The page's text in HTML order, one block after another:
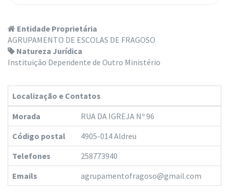
Entidade Proprietária
AGRUPAMENTO DE ESCOLAS DE FRAGOSO
Natureza Jurídica
Instituição Dependente de Outro Ministério
Localização e Contatos
Morada
RUA DA IGREJA Nº 96
Código postal
4905-014 Aldreu
Telefones
258773940
Emails
agrupamentofragoso@gmail.com